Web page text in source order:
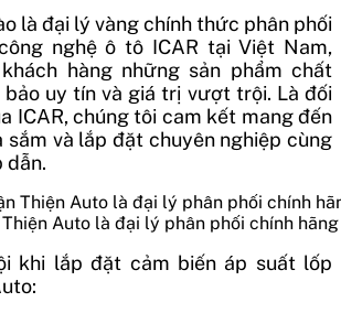
là đại lý vàng chính thức phân phối
nghệ ô tô ICAR tại Việt Nam,
hàng những sản phẩm chất
uy tín và giá trị vượt trội. Là đối
ICAR, chúng tôi cam kết mang đến
sắm và lắp đặt chuyên nghiệp cùng
dẫn.
Auto là đại lý phân phối chính
khi lắp đặt cảm biến áp suất lốp